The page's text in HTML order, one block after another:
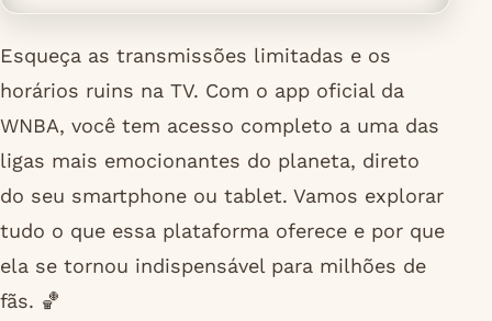
Esqueça as transmissões limitadas e os
horários ruins na TV. Com o app oficial da
WNBA, você tem acesso completo a uma das
ligas mais emocionantes do planeta, direto
do seu smartphone ou tablet. Vamos explorar
tudo o que essa plataforma oferece e por que
ela se tornou indispensável para milhões de
fãs. 🏀